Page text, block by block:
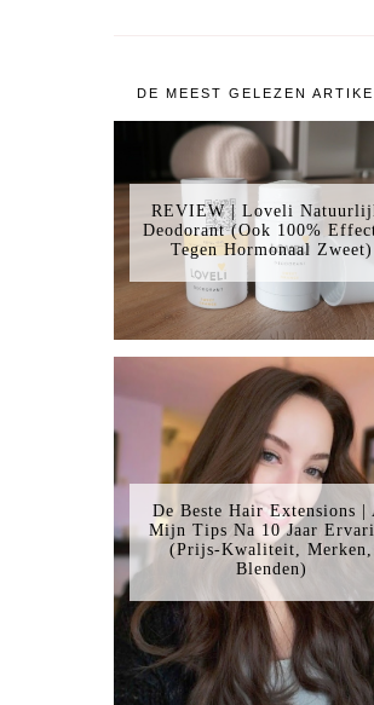
DE MEEST GELEZEN
REVIEW | Loveli
Deodorant (Ook 100%
Tegen Hormonaal Zweet)
De Beste Hair Extensions |
Mijn Tips Na 10 Jaar
(Prijs-Kwaliteit, Merken,
Blenden)